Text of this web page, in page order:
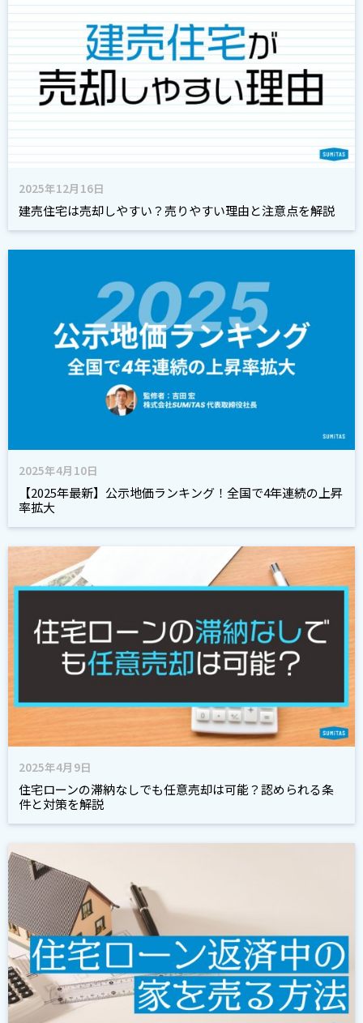
2025年12月16日
建売住宅は売却しやすい？売りやすい理由と注意点を解説
2025年4月10日
【2025年最新】公示地価ランキング！全国で4年連続の上昇
率拡大
2025年4月9日
住宅ローンの滞納なしでも任意売却は可能？認められる条
件と対策を解説